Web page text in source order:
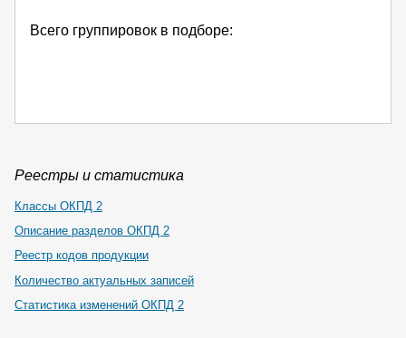
Всего группировок в подборе:
Реестры и статистика
Классы ОКПД 2
Описание разделов ОКПД 2
Реестр кодов продукции
Количество актуальных записей
Статистика изменений ОКПД 2